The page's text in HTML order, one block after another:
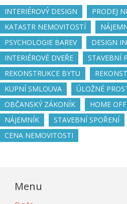
INTERIÉROVÝ DESIGN
PRODEJ
KATASTR NEMOVITOSTÍ
PSYCHOLOGIE BAREV
DESIGN
INTERIÉROVÉ DVEŘE
STAVEBNÍ
REKONSTRUKCE BYTU
KUPNÍ SMLOUVA
ÚLOŽNÉ
OBČANSKÝ ZÁKONÍK
HOME
NÁJEMNÍK
STAVEBNÍ SPOŘENÍ
CENA NEMOVITOSTI
Menu